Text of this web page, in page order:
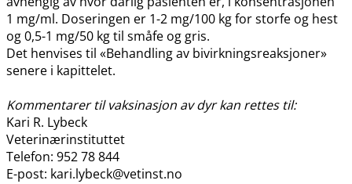
1 mg​/​ml. Doseringen er 1-2 mg/100 kg for storfe og hest
og 0,5-1 mg/50 kg til småfe og gris.
Det henvises til «Behandling av bivirkningsreaksjoner»
senere i kapittelet.
Kommentarer til vaksinasjon av dyr kan rettes til:
Kari R. Lybeck
Veterinærinstituttet
Telefon: 952 78 844
E-post: kari.lybeck@vetinst.no